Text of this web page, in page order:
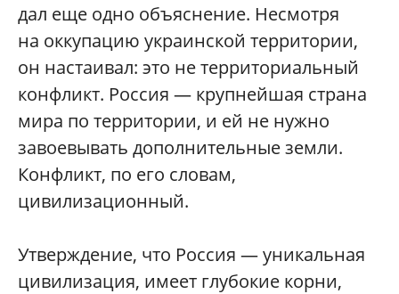
дал еще одно объяснение. Несмотря
на оккупацию украинской территории,
он настаивал: это не территориальный
конфликт. Россия — крупнейшая страна
мира по территории, и ей не нужно
завоевывать дополнительные земли.
Конфликт, по его словам,
цивилизационный.
Утверждение, что Россия — уникальная
цивилизация, имеет глубокие корни,